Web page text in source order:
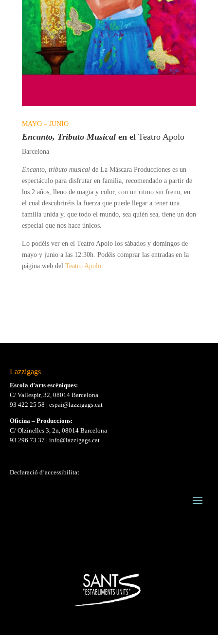
MAYO – JUNIO
Encanto, Tributo Musicalen el Teatro Apolo
Barcelona
Encanto, tributo musicalde La Máscara Produccioneses un
espectáculo para disfrutar en familia, recomendado a partir de
los 2 años, lleno de magia y color, con un ritmo sin freno, en
el cual descubriréis la fuerza que puede llegar a tener una
familia unida y, que todo el mundo, sea quién sea, tiene un don
especial que nos hace únicos.
Lo podéis ver en el Teatro Apololos sábados y domingos de
mayo y junio a las 12:30h. Podéis comprar las entradas en la
página web del Teatro Apolo.
Lazzigags
Escola d’arts escèniques:
C/ Vallespir, 32, 08014 Barcelona
93 422 25 58 | espai@lazzigags.cat
Oficina – Produccions:
C/ Olzinelles 3, 2n, 08014 Barcelona
93 296 73 37 | info@lazzigags.cat
Declaració d’accessibilitat